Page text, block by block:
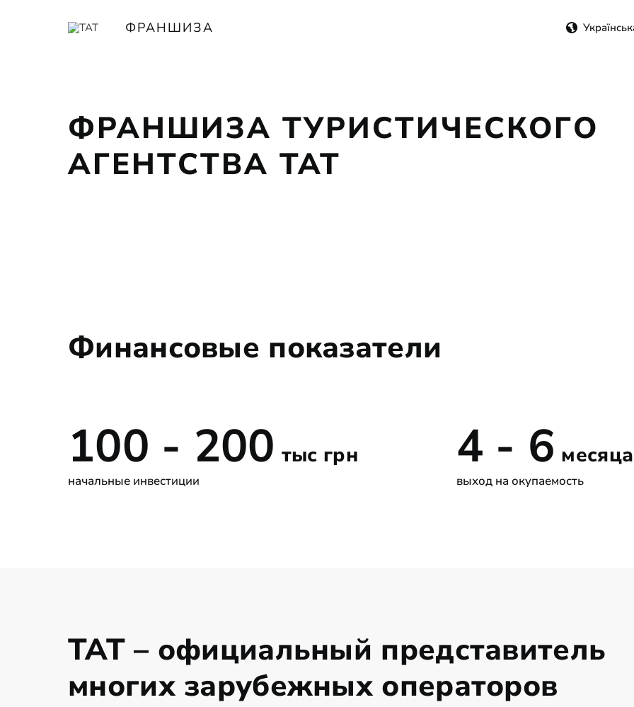
ФРАНШИЗА
ФРАНШИЗА ТУРИСТИЧЕСКОГО
АГЕНТСТВА ТАТ
Финансовые показатели
100 - 200 тыс грн
начальные инвестиции
4 - 6 месяца
выход на окупаемость
TAT – официальный представитель
многих зарубежных операторов